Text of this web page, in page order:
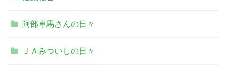
阿部卓馬さんの日々
ＪＡみついしの日々